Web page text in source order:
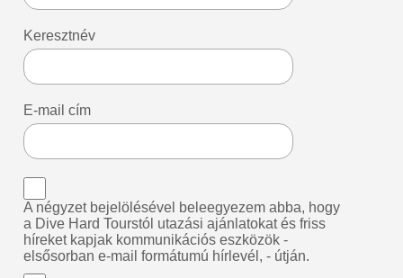
Keresztnév
E-mail cím
A négyzet bejelölésével beleegyezem abba, hogy
a Dive Hard Tourstól utazási ajánlatokat és friss
híreket kapjak kommunikációs eszközök -
elsősorban e-mail formátumú hírlevél, - útján.